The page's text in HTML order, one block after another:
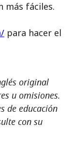
más fáciles.
para hacer el
original
u omisiones.
de educación
con su